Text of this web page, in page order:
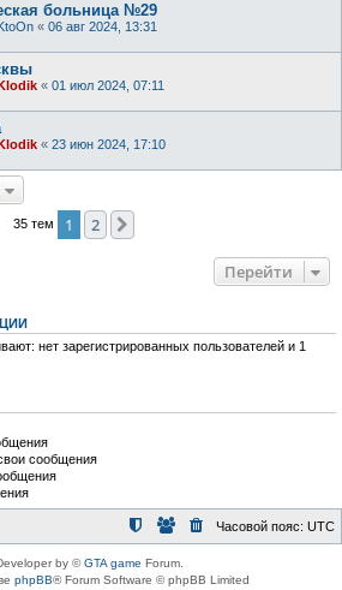
больница №29
« 06 авг 2024, 13:31
« 01 июл 2024, 07:11
« 23 июн 2024, 17:10
35 тем 1 2
Перейти
нет зарегистрированных пользователей и 1
сообщения
Часовой пояс: UTC
by ©GTA game Forum.
phpBB® Forum Software © phpBB Limited